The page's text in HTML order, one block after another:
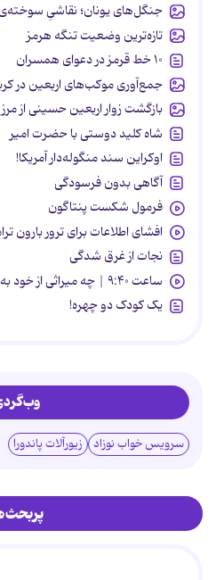
جنگل‌های یونان؛ نقاشیِ
تازه‌ترین وضعیت تنگه هرمز
۱۰ خط قرمز در دعوای همسران
جمع‌آوری موکب‌های اربعین در
بازگشت زوار اربعین حسینی از
شاه کلید دوستی با حضرت امیر
اوکراین سند منگوله‌دار آمریکا!
آگاهی بدون فرسودگی
فرمول شکست پنتاگون
افشای اطلاعات برای ترور بارون
نجات از غرق شدگی
ساعت ۹:۴۰ | چه میراثی از خود به جای گذاشت؟
یک کودک دو چهره!
سرویس خواب نوزاد زیورآلات پاندورا